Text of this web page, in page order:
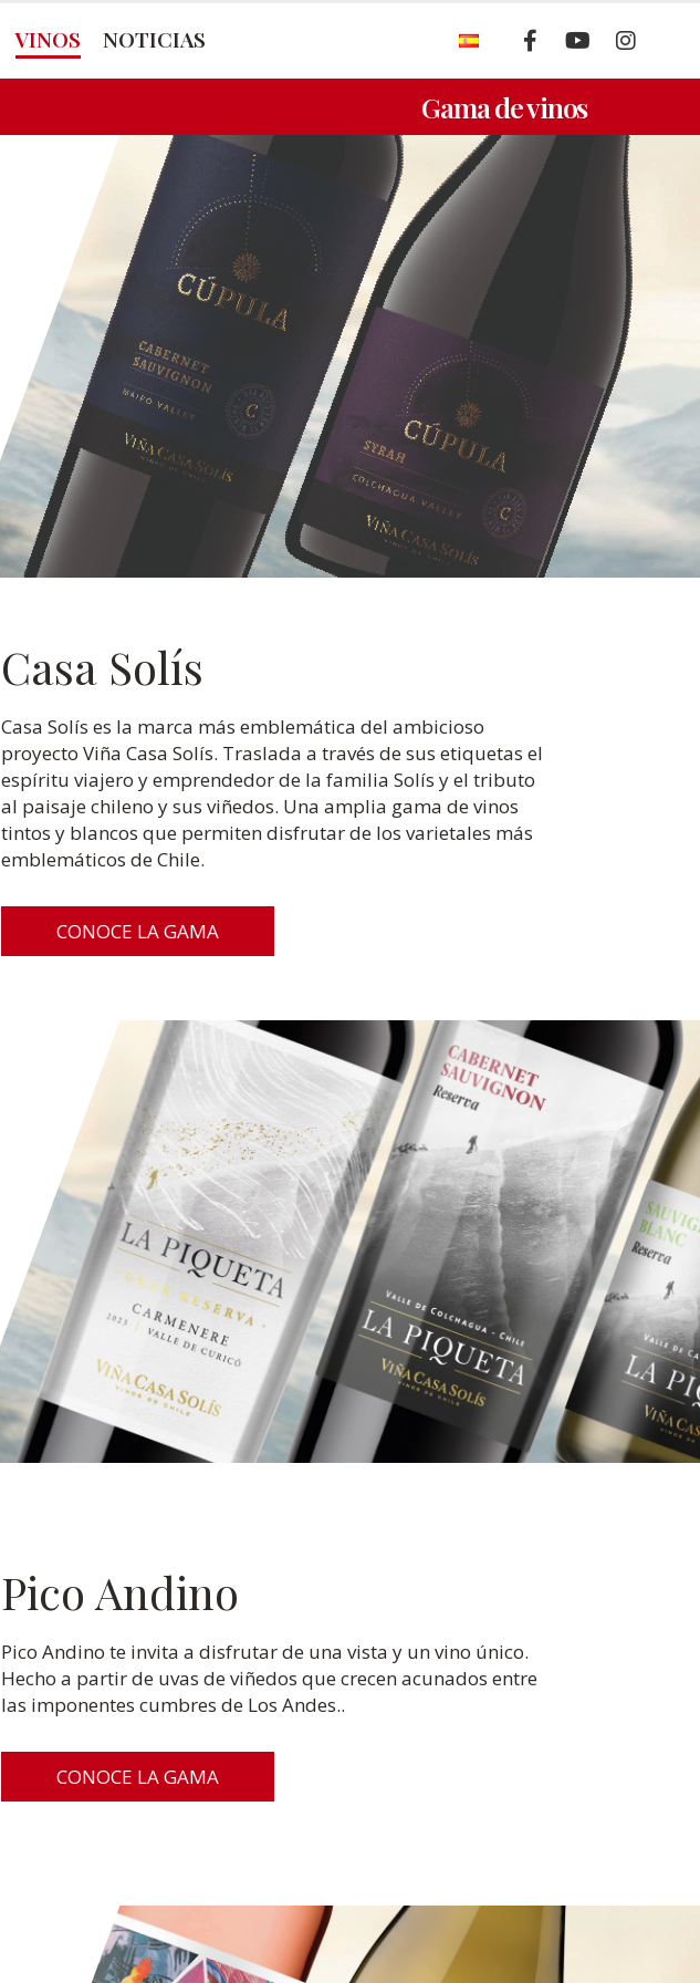
VINOS NOTICIAS
Gama de vinos
Casa Solís
Casa Solís es la marca más emblemática del ambicioso
proyecto Viña Casa Solís. Traslada a través de sus etiquetas el
espíritu viajero y emprendedor de la familia Solís y el tributo
al paisaje chileno y sus viñedos. Una amplia gama de vinos
tintos y blancos que permiten disfrutar de los varietales más
emblemáticos de Chile.
CONOCE LA GAMA
Pico Andino
Pico Andino te invita a disfrutar de una vista y un vino único.
Hecho a partir de uvas de viñedos que crecen acunados entre
las imponentes cumbres de Los Andes..
CONOCE LA GAMA